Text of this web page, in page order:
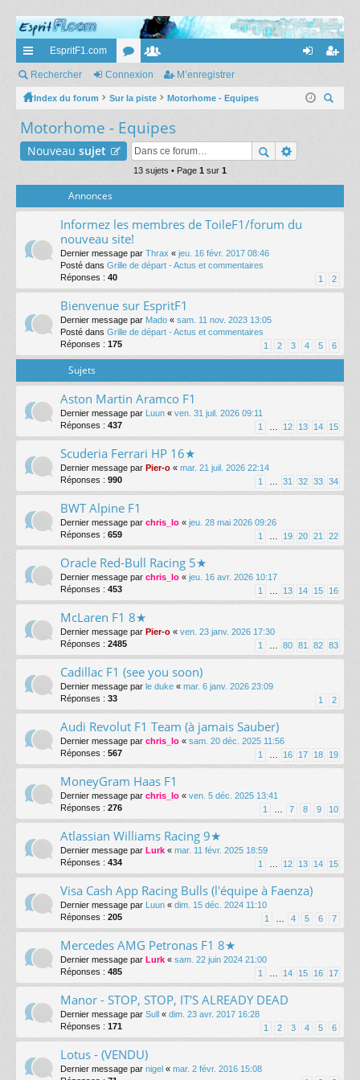
cc
ès
ra
pi
EspritF1.com
or
u
m
s
e
m
br
es
ne nr
Rechercher Connexion M’enregistrer
Index du forum Sur la piste
Motorhome - Equipes
Motorhome - Equipes
Nouveau sujet
13 sujets • Page 1 sur 1
Annonces
Informez les membres de ToileF1/forum du
nouveau site!
Dernier message par Thrax « jeu. 16 févr. 2017 08:46
Posté dans Grille de départ - Actus et commentaires
Réponses : 40 1 2
Bienvenue sur EspritF1
Dernier message par Mado « sam. 11 nov. 2023 13:05
Posté dans Grille de départ - Actus et commentaires
Réponses : 175 1 2 3 4 5 6
Sujets
Aston Martin Aramco F1
Dernier message par Luun « ven. 31 juil. 2026 09:11
Réponses : 437 1 12 13 14 15
Scuderia Ferrari HP 16★
Dernier message par Pier-o « mar. 21 juil. 2026 22:14
Réponses : 990 1 31 32 33 34
BWT Alpine F1
Dernier message par chris_lo « jeu. 28 mai 2026 09:26
Réponses : 659 1 19 20 21 22
Oracle Red-Bull Racing 5★
Dernier message par chris_lo « jeu. 16 avr. 2026 10:17
Réponses : 453 1 13 14 15 16
McLaren F1 8★
Dernier message par Pier-o « ven. 23 janv. 2026 17:30
Réponses : 2485 1 80 81 82 83
Cadillac F1 (see you soon)
Dernier message par le duke « mar. 6 janv. 2026 23:09
Réponses : 33 1 2
Audi Revolut F1 Team (à jamais Sauber)
Dernier message par chris_lo « sam. 20 déc. 2025 11:56
Réponses : 567 1 16 17 18 19
MoneyGram Haas F1
Dernier message par chris_lo « ven. 5 déc. 2025 13:41
Réponses : 276 1 7 8 9 10
Atlassian Williams Racing 9★
Dernier message par Lurk « mar. 11 févr. 2025 18:59
Réponses : 434 1 12 13 14 15
Visa Cash App Racing Bulls (l'équipe à Faenza)
Dernier message par Luun « dim. 15 déc. 2024 11:10
Réponses : 205 1 4 5 6 7
Mercedes AMG Petronas F1 8★
Dernier message par Lurk « sam. 22 juin 2024 21:00
Réponses : 485 1 14 15 16 17
Manor - STOP, STOP, IT'S ALREADY DEAD
Dernier message par Sull « dim. 23 avr. 2017 16:28
Réponses : 171 1 2 3 4 5 6
Lotus - (VENDU)
Dernier message par nigel « mar. 2 févr. 2016 15:08